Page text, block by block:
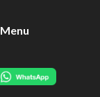
Menu